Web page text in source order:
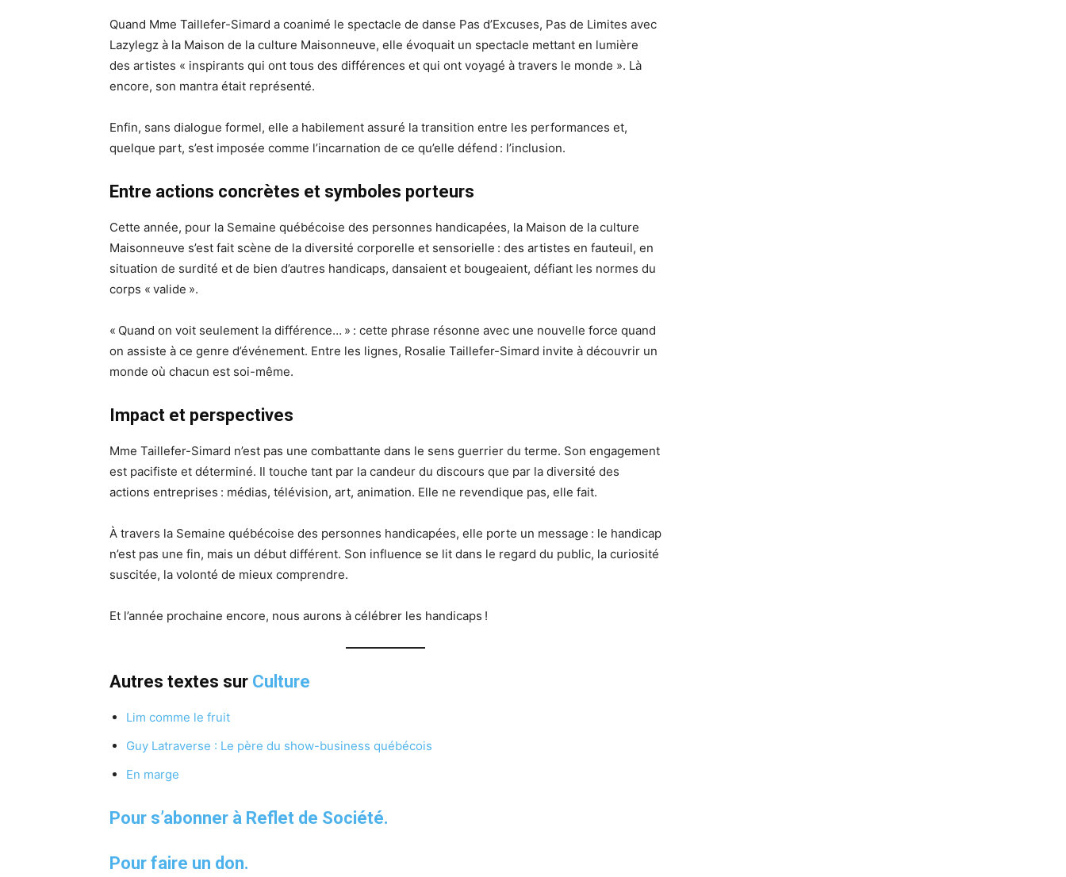
Quand Mme Taillefer-Simard a coanimé le spectacle de danse Pas d’Excuses, Pas de Limites avec
Lazylegz à la Maison de la culture Maisonneuve, elle évoquait un spectacle mettant en lumière
des artistes « inspirants qui ont tous des différences et qui ont voyagé à travers le monde ». Là
encore, son mantra était représenté.
Enfin, sans dialogue formel, elle a habilement assuré la transition entre les performances et,
quelque part, s’est imposée comme l’incarnation de ce qu’elle défend : l’inclusion.
Entre actions concrètes et symboles porteurs
Cette année, pour la Semaine québécoise des personnes handicapées, la Maison de la culture
Maisonneuve s’est fait scène de la diversité corporelle et sensorielle : des artistes en fauteuil, en
situation de surdité et de bien d’autres handicaps, dansaient et bougeaient, défiant les normes du
corps « valide ».
« Quand on voit seulement la différence… » : cette phrase résonne avec une nouvelle force quand
on assiste à ce genre d’événement. Entre les lignes, Rosalie Taillefer-Simard invite à découvrir un
monde où chacun est soi-même.
Impact et perspectives
Mme Taillefer-Simard n’est pas une combattante dans le sens guerrier du terme. Son engagement
est pacifiste et déterminé. Il touche tant par la candeur du discours que par la diversité des
actions entreprises : médias, télévision, art, animation. Elle ne revendique pas, elle fait.
À travers la Semaine québécoise des personnes handicapées, elle porte un message : le handicap
n’est pas une fin, mais un début différent. Son influence se lit dans le regard du public, la curiosité
suscitée, la volonté de mieux comprendre.
Et l’année prochaine encore, nous aurons à célébrer les handicaps !
Autres textes sur Culture
Lim comme le fruit
Guy Latraverse : Le père du show-business québécois
En marge
Pour s’abonner à Reflet de Société.
Pour faire un don.